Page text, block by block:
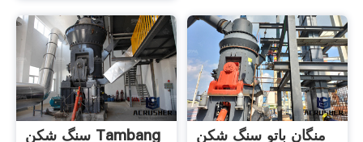
سنگ شکن Tambang منگان باتو سنگ شکن